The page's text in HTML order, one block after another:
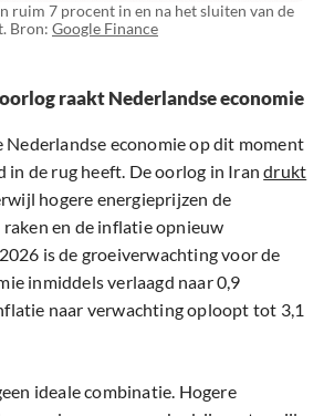
ruim 7 procent in en na het sluiten van de
Bron: Google Finance
raakt Nederlandse economie
Nederlandse economie op dit moment
in de rug heeft. De oorlog in Irandrukt
hogere energieprijzen de
en de inflatie opnieuw
is de groeiverwachting voor de
inmiddels verlaagd naar 0,9
naar verwachting oploopt tot 3,1
ideale combinatie. Hogere